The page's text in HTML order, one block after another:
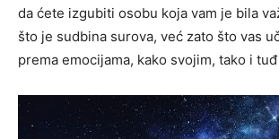
da ćete izgubiti osobu koja vam je bila
što je sudbina surova, već zato što vas
prema emocijama, kako svojim, tako i